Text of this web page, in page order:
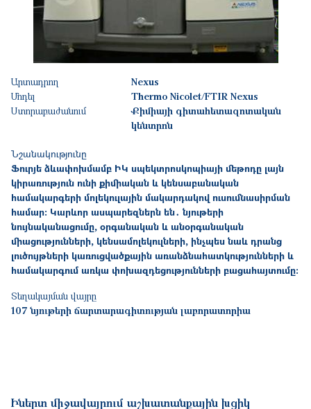
Արտադրող
Nexus
Մոդել
Thermo Nicolet/FTIR Nexus
Ստորաբաժանում
Քիմիայի գիտահետազոտական
կենտրոն
Նշանակությունը
Ֆուրյե ձևափոխմամբ ԻԿ սպեկտրոսկոպիայի մեթոդը լայն
կիրառություն ունի քիմիական և կենսաբանական
համակարգերի մոլեկուլային մակարդակով ուսումնասիրման
համար։ Կարևոր ասպարեզներն են․ նյութերի
նույնականացումը, օրգանական և անօրգանական
միացությունների, կենսամոլեկուլների, ինչպես նաև դրանց
լուծույթների կառուցվածքային առանձնահատկությունների և
համակարգում առկա փոխազդեցությունների բացահայտումը։
Տեղակայման վայրը
107 նյութերի ճարտարագիտության լաբորատորիա
Իներտ միջավայրում աշխատանքային խցիկ